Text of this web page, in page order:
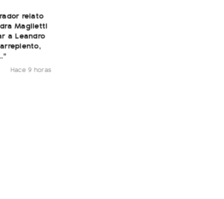
relato
Maglietti
a Leandro
Hace 9 horas